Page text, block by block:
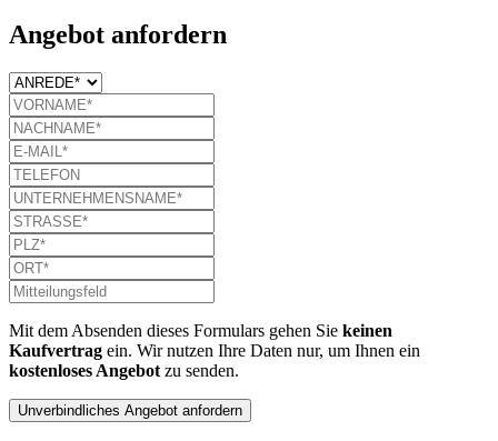
Angebot anfordern
Mit dem Absenden dieses Formulars gehen Sie keinen
Kaufvertrag ein. Wir nutzen Ihre Daten nur, um Ihnen ein
kostenloses Angebot zu senden.